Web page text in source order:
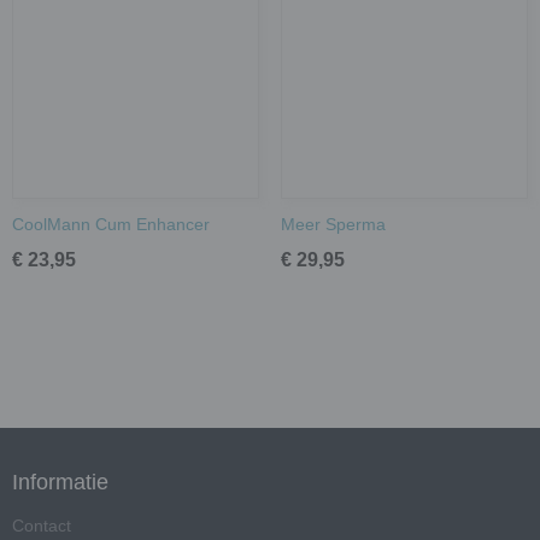
CoolMann Cum Enhancer
€ 23,95
Meer Sperma
€ 29,95
Informatie
Contact